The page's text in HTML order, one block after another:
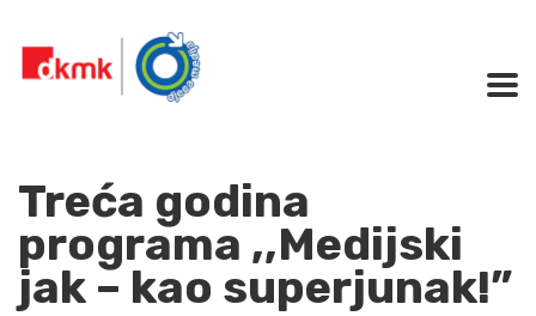
Treća godina
programa ,,Medijski
jak – kao superjunak!”